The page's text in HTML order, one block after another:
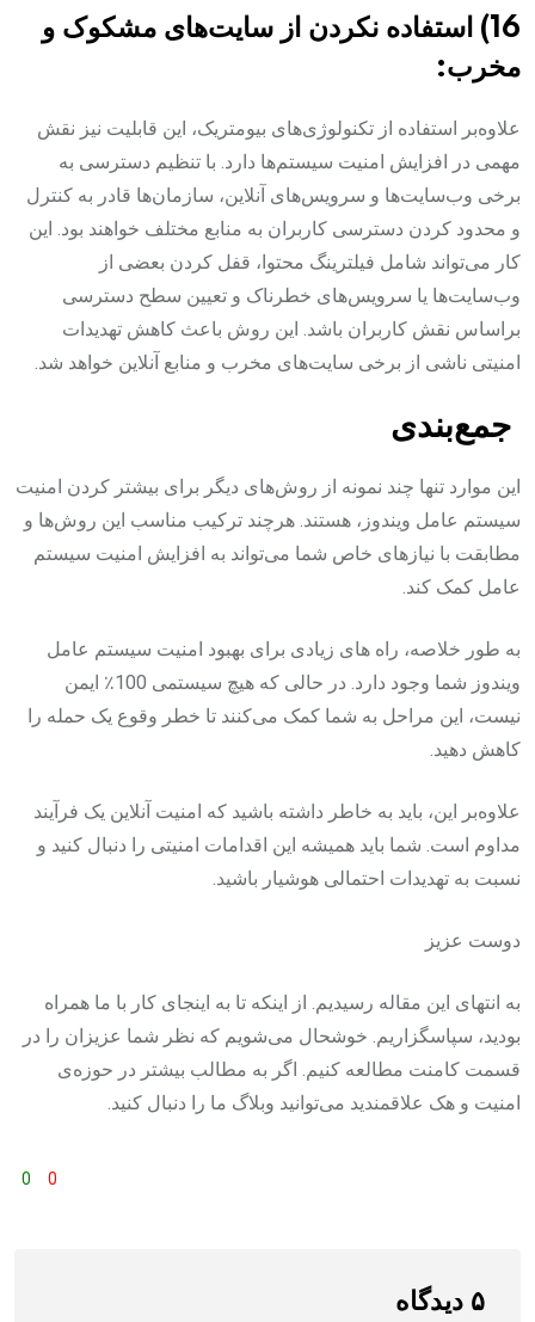
16) استفاده نکردن از سایت‌های مشکوک و
مخرب:
علاوه‌بر استفاده از تکنولوژی‌های بیومتریک، این قابلیت نیز نقش
مهمی در افزایش امنیت سیستم‌ها دارد. با تنظیم دسترسی به
برخی وب‌سایت‌ها و سرویس‌های آنلاین، سازمان‌ها قادر به کنترل
و محدود کردن دسترسی کاربران به منابع مختلف خواهند بود. این
کار می‌تواند شامل فیلترینگ محتوا، قفل کردن بعضی از
وب‌سایت‌ها یا سرویس‌های خطرناک و تعیین سطح دسترسی
براساس نقش کاربران باشد. این روش باعث کاهش تهدیدات
امنیتی ناشی از برخی سایت‌های مخرب و منابع آنلاین خواهد شد.
جمع‌بندی
این موارد تنها چند نمونه از روش‌های دیگر برای بیشتر کردن امنیت
سیستم عامل ویندوز، هستند. هرچند ترکیب مناسب این روش‌ها و
مطابقت با نیازهای خاص شما می‌تواند به افزایش امنیت سیستم
عامل کمک کند.
به طور خلاصه، راه های زیادی برای بهبود امنیت سیستم عامل
ویندوز شما وجود دارد. در حالی که هیچ سیستمی 100٪ ایمن
نیست، این مراحل به شما کمک می‌کنند تا خطر وقوع یک حمله را
کاهش دهید.
علاوه‌بر این، باید به خاطر داشته باشید که امنیت آنلاین یک فرآیند
مداوم است. شما باید همیشه این اقدامات امنیتی را دنبال کنید و
نسبت به تهدیدات احتمالی هوشیار باشید.
دوست عزیز
به انتهای این مقاله رسیدیم. از اینکه تا به اینجای کار با ما همراه
بودید، سپاسگزاریم. خوشحال می‌شویم که نظر شما عزیزان را در
قسمت کامنت مطالعه کنیم. اگر به مطالب بیشتر در حوزه‌ی
امنیت و هک علاقمندید می‌توانید وبلاگ ما را دنبال کنید.
0 0
۵ دیدگاه